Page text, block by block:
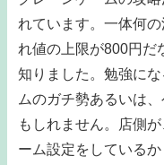
れています。一体何
れ値の上限が800円だ
知りました。勉強に
ムのガチ勢あるいは
もしれません。店側
ーム設定をしている